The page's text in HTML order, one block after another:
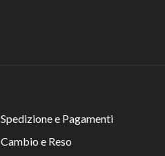
Spedizione e Pagamenti
Cambio e Reso